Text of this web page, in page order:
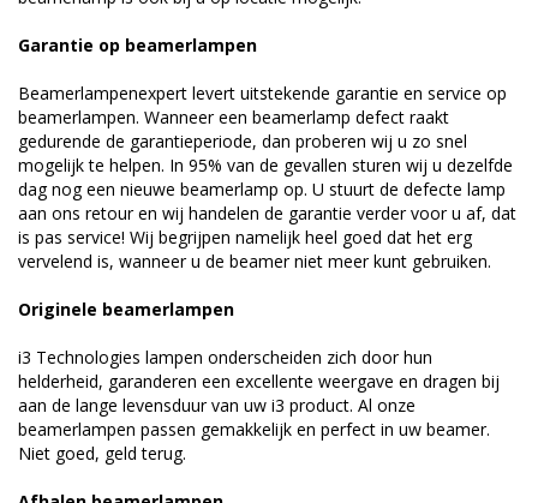
Garantie op beamerlampen
Beamerlampenexpert levert uitstekende garantie en service op
beamerlampen. Wanneer een beamerlamp defect raakt
gedurende de garantieperiode, dan proberen wij u zo snel
mogelijk te helpen. In 95% van de gevallen sturen wij u dezelfde
dag nog een nieuwe beamerlamp op. U stuurt de defecte lamp
aan ons retour en wij handelen de garantie verder voor u af, dat
is pas service! Wij begrijpen namelijk heel goed dat het erg
vervelend is, wanneer u de beamer niet meer kunt gebruiken.
Originele beamerlampen
i3 Technologies lampen onderscheiden zich door hun
helderheid, garanderen een excellente weergave en dragen bij
aan de lange levensduur van uw i3 product. Al onze
beamerlampen passen gemakkelijk en perfect in uw beamer.
Niet goed, geld terug.